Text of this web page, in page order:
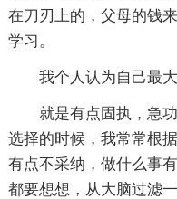
在刀刃上的，父母的钱
学习。
我个人认为自己最
就是有点固执，急
选择的时候，我常常根
有点不采纳，做什么事
都要想想，从大脑过滤